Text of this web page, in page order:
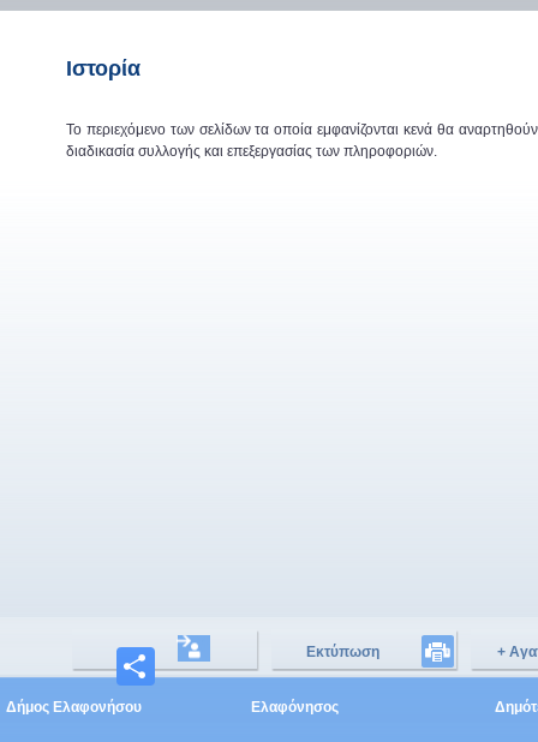
Ιστορία
Το περιεχόμενο των σελίδων τα οποία εμφανίζονται κενά θα
διαδικασία συλλογής και επεξεργασίας των πληροφοριών.
Μοιραστείτε
Εκτύπωση +
Δήμος Ελαφονήσου Ελαφόνησος